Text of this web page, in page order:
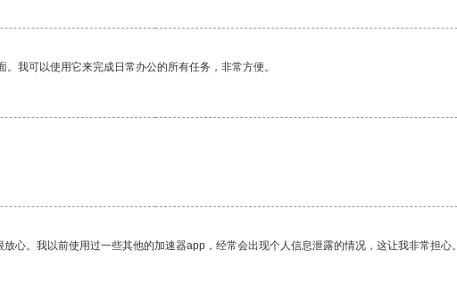
我可以使用它来完成日常办公的所有任务，非常方便。
心。我以前使用过一些其他的加速器app，经常会出现个人信息泄露的情况，这让我非常担心。